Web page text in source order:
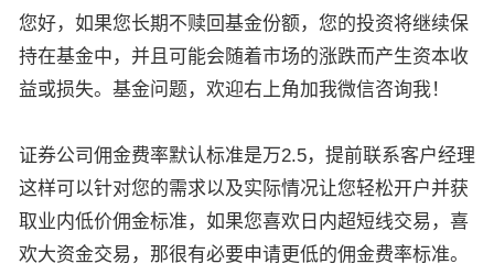
您好，如果您长期不赎回基金份额，您的投资将继续保
持在基金中，并且可能会随着市场的涨跌而产生资本收
益或损失。基金问题，欢迎右上角加我微信咨询我！
证券公司佣金费率默认标准是万2.5，提前联系客户经理
这样可以针对您的需求以及实际情况让您轻松开户并获
取业内低价佣金标准，如果您喜欢日内超短线交易，喜
欢大资金交易，那很有必要申请更低的佣金费率标准。